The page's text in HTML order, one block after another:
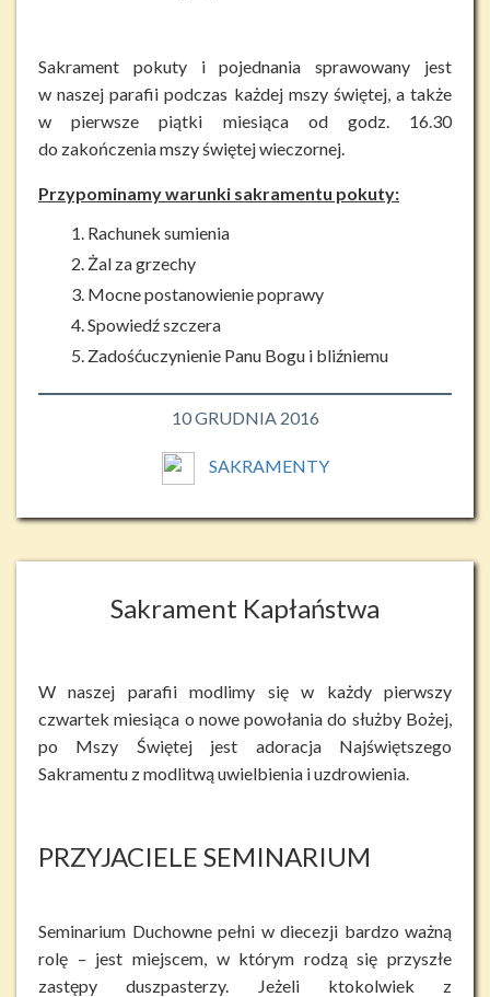
Sakrament pokuty i pojednania sprawowany jest
w naszej parafii podczas każdej mszy świętej, a także
w pierwsze piątki miesiąca od godz. 16.30
do zakończenia mszy świętej wieczornej.
Przypominamy warunki sakramentu pokuty:
Rachunek sumienia
Żal za grzechy
Mocne postanowienie poprawy
Spowiedź szczera
Zadośćuczynienie Panu Bogu i bliźniemu
10 GRUDNIA 2016
SAKRAMENTY
Sakrament Kapłaństwa
W naszej parafii modlimy się w każdy pierwszy
czwartek miesiąca o nowe powołania do służby Bożej,
po Mszy Świętej jest adoracja Najświętszego
Sakramentu z modlitwą uwielbienia i uzdrowienia.
PRZYJACIELE SEMINARIUM
Seminarium Duchowne pełni w diecezji bardzo ważną
rolę – jest miejscem, w którym rodzą się przyszłe
zastępy duszpasterzy. Jeżeli ktokolwiek z